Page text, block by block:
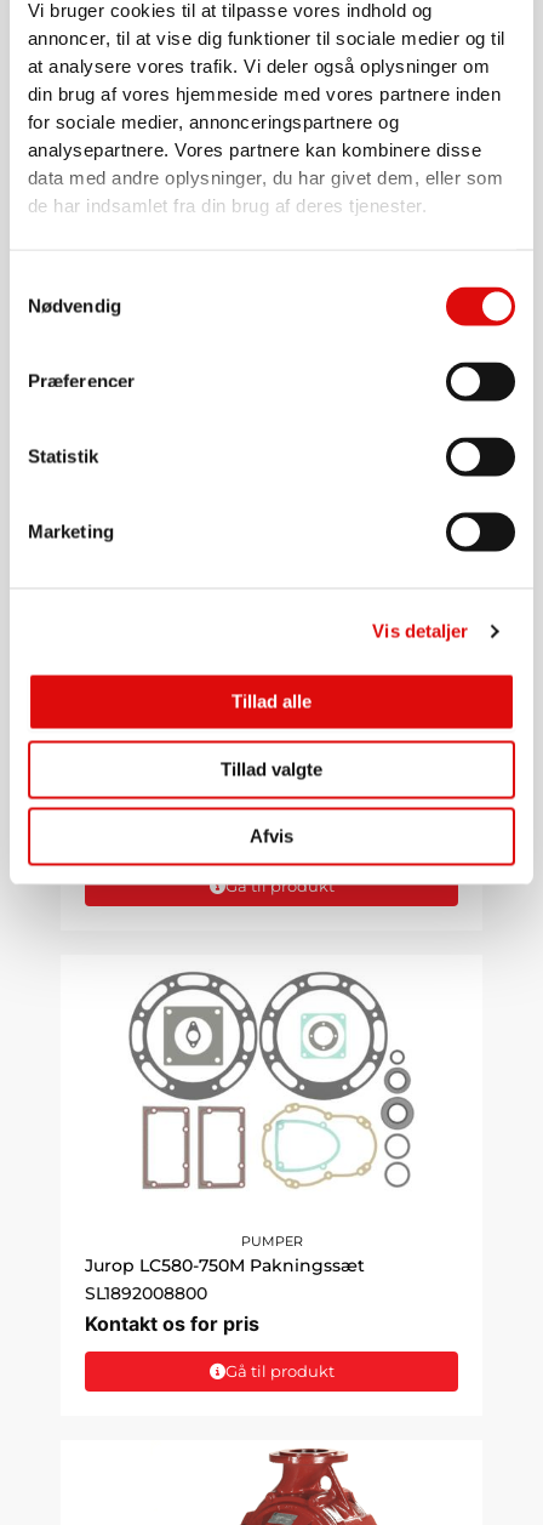
Vi bruger cookies til at tilpasse vores indhold og
annoncer, til at vise dig funktioner til sociale medier og til
at analysere vores trafik. Vi deler også oplysninger om
din brug af vores hjemmeside med vores partnere inden
for sociale medier, annonceringspartnere og
analysepartnere. Vores partnere kan kombinere disse
data med andre oplysninger, du har givet dem, eller som
de har indsamlet fra din brug af deres tjenester.
Nødvendig
Præferencer
Statistik
Marketing
Vis detaljer
Tillad alle
Tillad valgte
Afvis
SL1892002500
Jurop LC750 lamel
SL16016003E0
Kontakt os for pris
Gå til produkt
PUMPER
Jurop LC580-750M Pakningssæt
SL1892008800
Kontakt os for pris
Gå til produkt